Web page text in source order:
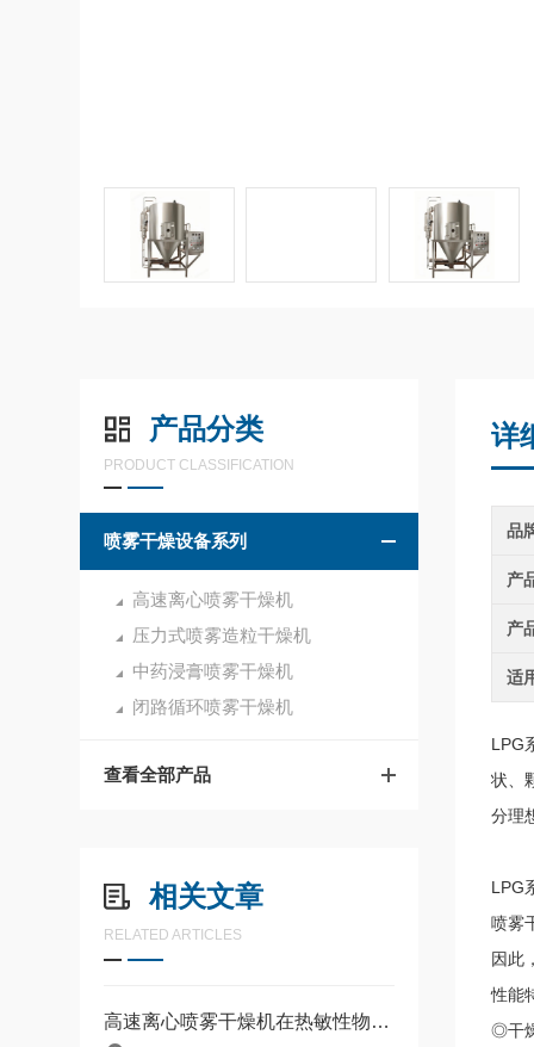
产品分类
PRODUCT CLASSIFICATION
喷雾干燥设备系列
高速离心喷雾干燥机
压力式喷雾造粒干燥机
中药浸膏喷雾干燥机
闭路循环喷雾干燥机
查看全部产品
相关文章
RELATED ARTICLES
高速离心喷雾干燥机在热敏性物料干燥中的雾化机理与快速脱水技术
详
品
产
产
适
LPG
状、
分理
LPG
喷雾
因此
性能
◎干